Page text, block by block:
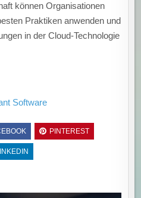
können Organisationen
Praktiken anwenden und
in der Cloud-Technologie
Software
PINTEREST